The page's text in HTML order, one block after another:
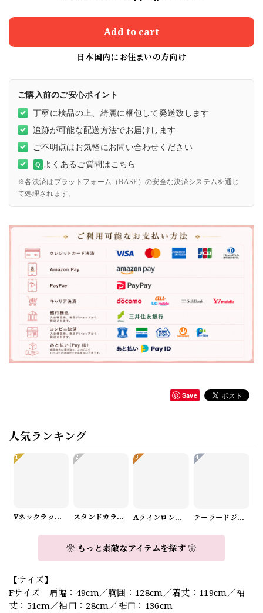
Add to cart
日本国内にお住まいの方向け
ご購入前のご安心ポイント
丁寧に検品の上、綺麗に梱包して発送致します
追跡が可能な配送方法でお届けします
ご不明点はお気軽にお問い合わせください
Q よくあるご質問はこちら
※各決済はプラットフォーム（BASE）の安全な決済システムを通じ
て処理されます。
Save
人気ランキング
1
Vネックラップデザインニット（3color） A1008
2
スタンドカラーロングスリーブリボンブラウス（3color） A1126
3
Aラインロングワンピース（2color） A0908
4
テーラードジャケット＆ワイドパンツスーツwithスカーフ A0987
❀ もっと素敵なアイテムを探す ❀
【サイズ】
Fサイズ 肩幅：49cm／胸囲：128cm／着丈：119cm／袖
丈：51cm／袖口：28cm／裾口：136cm